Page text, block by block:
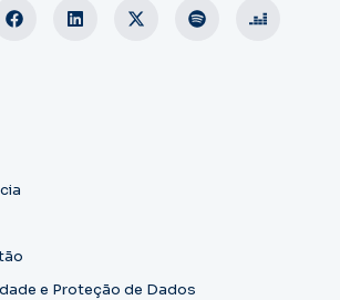
e Proteção de Dados